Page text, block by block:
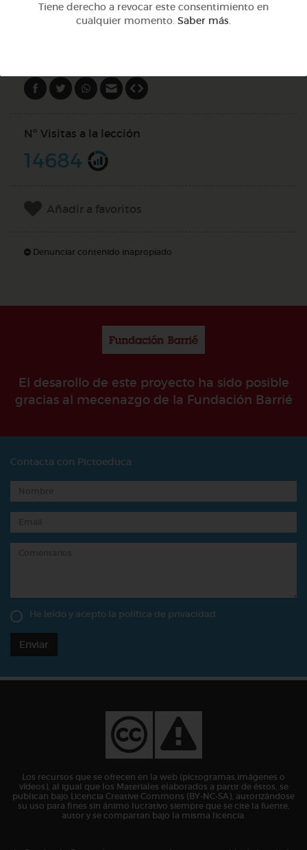
Nº Visitas a la lección
14684
Añadir a favoritos
Denunciar contenido inapropiado
El desarollo de este proyecto ha sido posible
gracias al mecenazgo de la Fundación Barrié
Contacta con Pictoeduca
He leído y acepto la política de privacidad
Enviar
Los recursos que se ofrecen en la web (pictogramas,imágenes o
vídeos), al igual que los Materiales elaborados a partir de éstos, se
publican bajo Licencia Creative Commons (BY-NC-SA), autorizándose
su uso para fines sin ánimo lucrativo siempre que se cite la fuente,
autor y se compartan bajo la misma licencia.
Tiene derecho a revocar este consentimiento en
cualquier momento. Saber más.